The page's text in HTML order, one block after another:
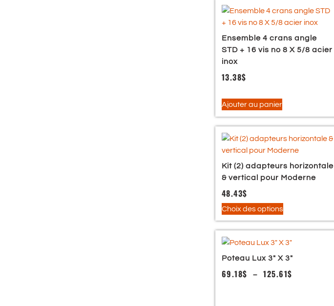
Ensemble 4 crans angle
STD + 16 vis no 8 X 5/8 acier
inox
13.38$
Ajouter au panier
Kit (2) adapteurs horizontale
& vertical pour Moderne
48.43$
Choix des options
Poteau Lux 3″ X 3″
69.18$ – 125.61$